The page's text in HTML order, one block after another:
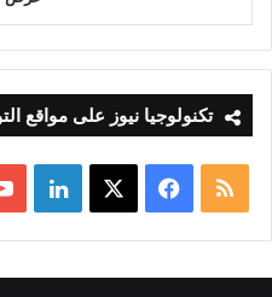
تكنولوجيا نيوز على مواقع
ملخص
الموقع
RSS
فيسبوك